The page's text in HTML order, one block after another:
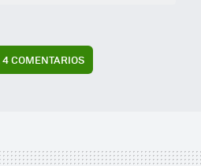
4 COMENTARIOS